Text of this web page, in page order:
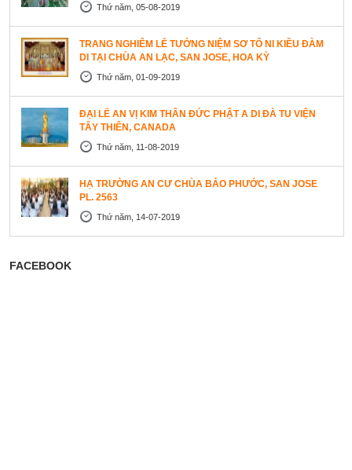
Thứ năm, 05-08-2019
TRANG NGHIÊM LỄ TƯỞNG NIỆM SƠ TỔ NI KIỀU ĐÀM
DI TẠI CHÙA AN LẠC, SAN JOSE, HOA KỲ
Thứ năm, 01-09-2019
ĐẠI LỄ AN VỊ KIM THÂN ĐỨC PHẬT A DI ĐÀ TU VIỆN
TÂY THIÊN, CANADA
Thứ năm, 11-08-2019
HẠ TRƯỜNG AN CƯ CHÙA BẢO PHƯỚC, SAN JOSE
PL. 2563
Thứ năm, 14-07-2019
FACEBOOK